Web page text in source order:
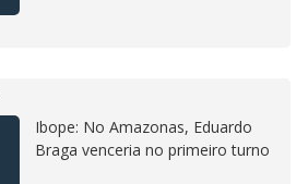
Ibope: No Amazonas, Eduardo
Braga venceria no primeiro turno